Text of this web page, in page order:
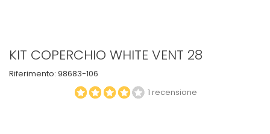
KIT COPERCHIO WHITE VENT 28
Riferimento: 98683-106
1 recensione